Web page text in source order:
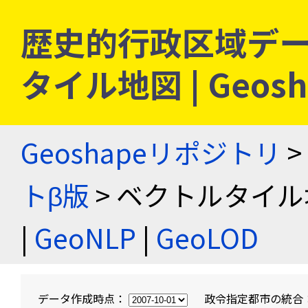
歴史的行政区域デ
タイル地図 |
Geoshapeリポジトリ >
トβ版 > ベクトルタイ
| GeoNLP | GeoLOD
データ作成時点： 政令指定都市の統